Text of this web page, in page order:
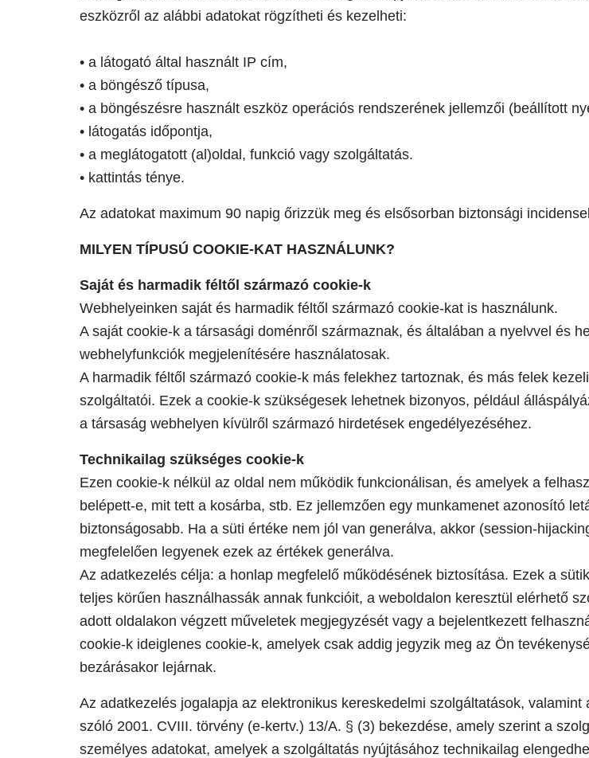
eszközről az alábbi adatokat rögzítheti és kezelheti:
• a látogató által használt IP cím,
• a böngésző típusa,
• a böngészésre használt eszköz operációs rendszerének jellemzői (beállított
• látogatás időpontja,
• a meglátogatott (al)oldal, funkció vagy szolgáltatás.
• kattintás ténye.
Az adatokat maximum 90 napig őrizzük meg és elsősorban biztonsági
MILYEN TÍPUSÚ COOKIE-KAT HASZNÁLUNK?
Saját és harmadik féltől származó cookie-k
Webhelyeinken saját és harmadik féltől származó cookie-kat is használunk.
A saját cookie-k a társasági doménről származnak, és általában a nyelvvel és
webhelyfunkciók megjelenítésére használatosak.
A harmadik féltől származó cookie-k más felekhez tartoznak, és más felek
szolgáltatói. Ezek a cookie-k szükségesek lehetnek bizonyos, például
a társaság webhelyen kívülről származó hirdetések engedélyezéséhez.
Technikailag szükséges cookie-k
Ezen cookie-k nélkül az oldal nem működik funkcionálisan, és amelyek a
belépett-e, mit tett a kosárba, stb. Ez jellemzően egy munkamenet azonosító
biztonságosabb. Ha a süti értéke nem jól van generálva, akkor (session-
megfelelően legyenek ezek az értékek generálva.
Az adatkezelés célja: a honlap megfelelő működésének biztosítása. Ezek a
teljes körűen használhassák annak funkcióit, a weboldalon keresztül elérhető
adott oldalakon végzett műveletek megjegyzését vagy a bejelentkezett
cookie-k ideiglenes cookie-k, amelyek csak addig jegyzik meg az Ön
bezárásakor lejárnak.
Az adatkezelés jogalapja az elektronikus kereskedelmi szolgáltatások,
szóló 2001. CVIII. törvény (e-kertv.) 13/A. § (3) bekezdése, amely szerint a
személyes adatokat, amelyek a szolgáltatás nyújtásához technikailag